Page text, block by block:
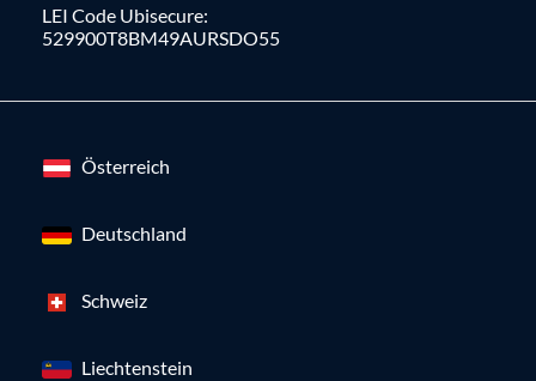
LEI Code Ubisecure:
529900T8BM49AURSDO55
Österreich
Deutschland
Schweiz
Liechtenstein